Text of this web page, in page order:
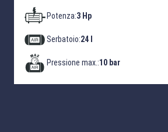
Potenza:3 Hp
Serbatoio:24 l
Pressione max.:10 bar